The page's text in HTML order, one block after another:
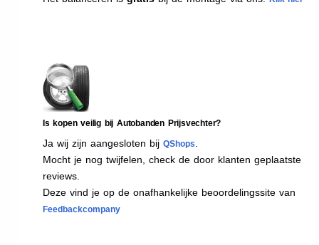
Is kopen veilig bij Autobanden Prijsvechter?
Ja wij zijn aangesloten bij QShops
Mocht je nog twijfelen, check de door klanten geplaatste
reviews.
Deze vind je op de onafhankelijke beoordelingssite van
Feedbackcompany